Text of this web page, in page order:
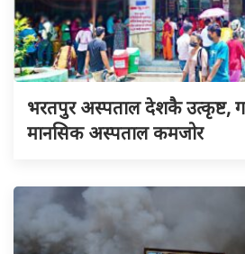
भरतपुर अस्पताल देशकै उत्कृष्ट,
मानसिक अस्पताल कमजोर